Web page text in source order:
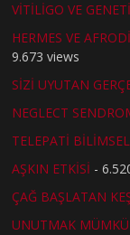
VİTİLİGO VE
HERMES VE
9.673 views
SİZİ UYUTAN
NEGLECT
TELEPATİ
AŞKIN ETKİSİ -
ÇAĞ BAŞLATAN
UNUTMAK